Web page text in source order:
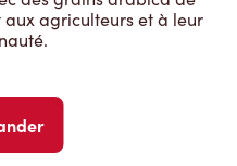
agriculteurs et à leur